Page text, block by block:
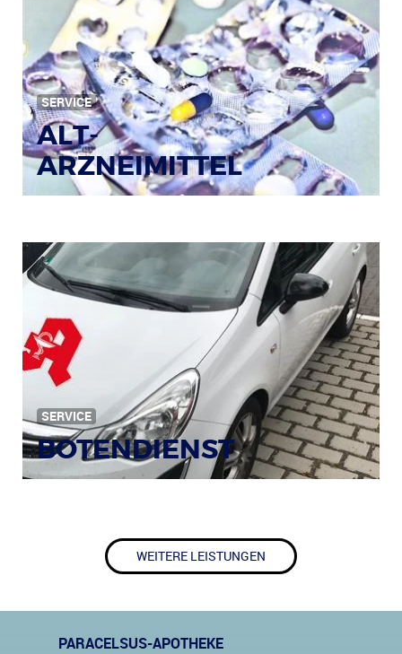
Bild: © Rainer Sturm / pixelio.de
SERVICE
ALT-
ARZNEIMITTEL
SERVICE
BOTENDIENST
WEITERE LEISTUNGEN
PARACELSUS-APOTHEKE